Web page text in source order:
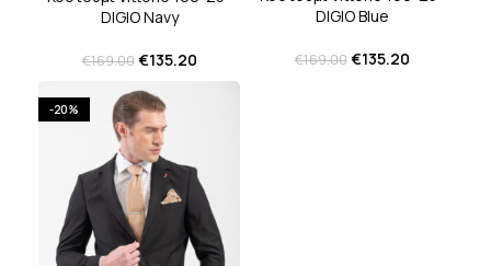
DIGIO Navy
€169.00 €135.20
DIGIO Blue
€169.00 €135.20
-20%